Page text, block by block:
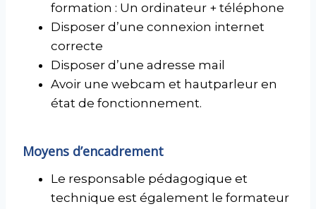
formation : Un ordinateur + téléphone
Disposer d’une connexion internet
correcte
Disposer d’une adresse mail
Avoir une webcam et hautparleur en
état de fonctionnement.
Moyens d’encadrement
Le responsable pédagogique et
technique est également le formateur